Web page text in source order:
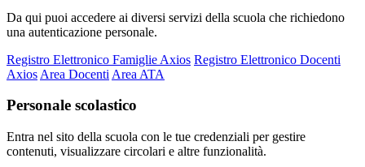
Da qui puoi accedere ai diversi servizi della scuola che richiedono
una autenticazione personale.
Registro Elettronico Famiglie Axios Registro Elettronico Docenti
Axios Area Docenti Area ATA
Personale scolastico
Entra nel sito della scuola con le tue credenziali per gestire
contenuti, visualizzare circolari e altre funzionalità.